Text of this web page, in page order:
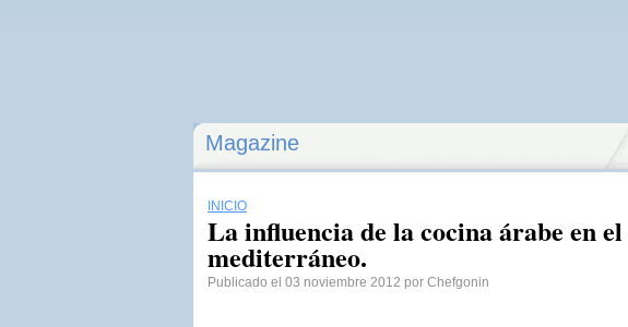
Magazine
INICIO
La influencia de la cocina árabe en el
mediterráneo.
Publicado el 03 noviembre 2012 por Chefgonin